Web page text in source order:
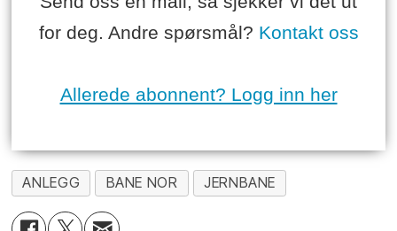
for deg. Andre spørsmål? Kontakt oss
Allerede abonnent? Logg inn her
ANLEGG BANE NOR JERNBANE